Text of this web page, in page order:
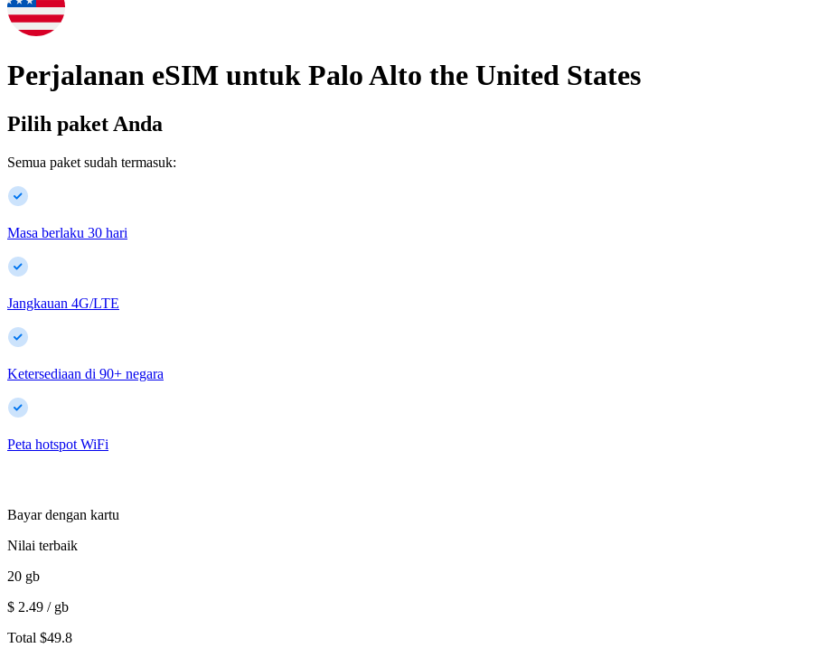
Perjalanan eSIM untuk Palo Alto the United States
Pilih paket Anda
Semua paket sudah termasuk:
Masa berlaku 30 hari
Jangkauan 4G/LTE
Ketersediaan di 90+ negara
Peta hotspot WiFi
Bayar dengan kartu
Nilai terbaik
20 gb
$ 2.49 / gb
Total $49.8